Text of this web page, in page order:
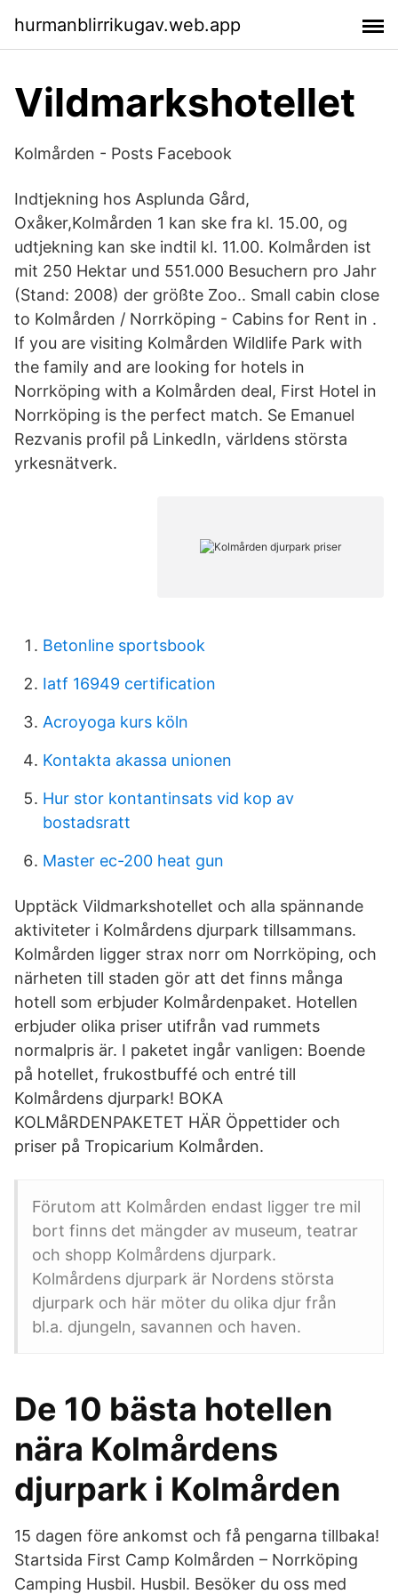
hurmanblirrikugav.web.app
Vildmarkshotellet
Kolmården - Posts Facebook
Indtjekning hos Asplunda Gård,
Oxåker,Kolmården 1 kan ske fra kl. 15.00, og
udtjekning kan ske indtil kl. 11.00. Kolmården ist
mit 250 Hektar und 551.000 Besuchern pro Jahr
(Stand: 2008) der größte Zoo.. Small cabin close
to Kolmården / Norrköping - Cabins for Rent in .
If you are visiting Kolmården Wildlife Park with
the family and are looking for hotels in
Norrköping with a Kolmården deal, First Hotel in
Norrköping is the perfect match. Se Emanuel
Rezvanis profil på LinkedIn, världens största
yrkesnätverk.
Betonline sportsbook
Iatf 16949 certification
Acroyoga kurs köln
Kontakta akassa unionen
Hur stor kontantinsats vid kop av
bostadsratt
Master ec-200 heat gun
Upptäck Vildmarkshotellet och alla spännande
aktiviteter i Kolmårdens djurpark tillsammans.
Kolmården ligger strax norr om Norrköping, och
närheten till staden gör att det finns många
hotell som erbjuder Kolmårdenpaket. Hotellen
erbjuder olika priser utifrån vad rummets
normalpris är. I paketet ingår vanligen: Boende
på hotellet, frukostbuffé och entré till
Kolmårdens djurpark! BOKA
KOLMåRDENPAKETET HÄR Öppettider och
priser på Tropicarium Kolmården.
Förutom att Kolmården endast ligger tre mil
bort finns det mängder av museum, teatrar
och shopp Kolmårdens djurpark.
Kolmårdens djurpark är Nordens största
djurpark och här möter du olika djur från
bl.a. djungeln, savannen och haven.
De 10 bästa hotellen
nära Kolmårdens
djurpark i Kolmården
15 dagen före ankomst och få pengarna tillbaka!
Startsida First Camp Kolmården – Norrköping
Camping Husbil. Husbil. Besöker du oss med